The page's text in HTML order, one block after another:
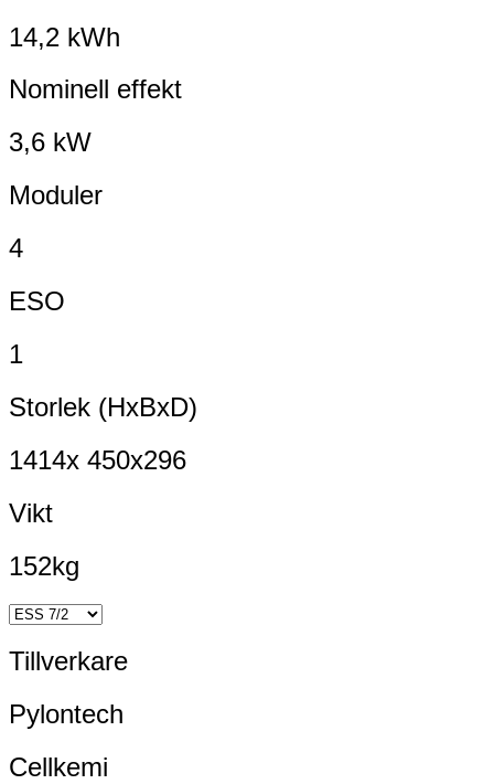
14,2 kWh
Nominell effekt
3,6 kW
Moduler
4
ESO
1
Storlek (HxBxD)
1414x 450x296
Vikt
152kg
Tillverkare
Pylontech
Cellkemi